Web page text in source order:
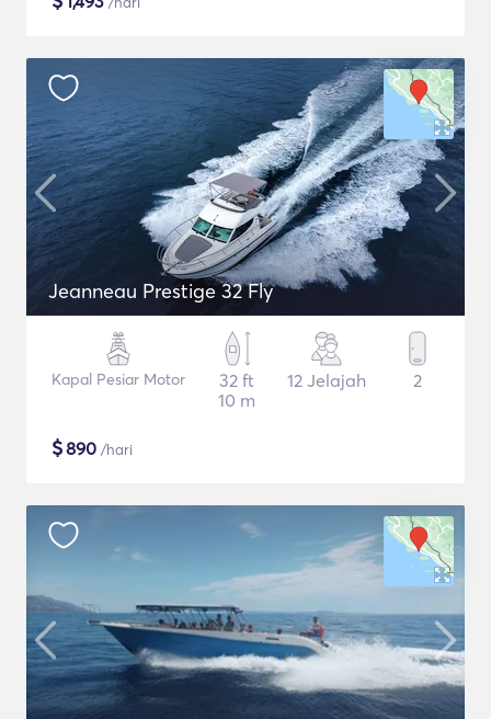
Jeanneau Prestige 32 Fly
Kapal Pesiar Motor
32 ft
10 m
12 Jelajah 2
$890 /hari